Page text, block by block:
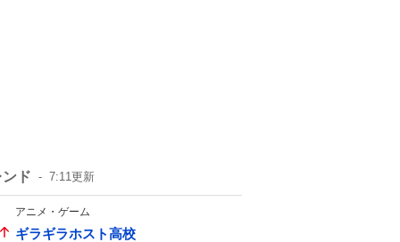
ンド 7:11更新
アニメ・ゲーム
ギラギラホスト高校